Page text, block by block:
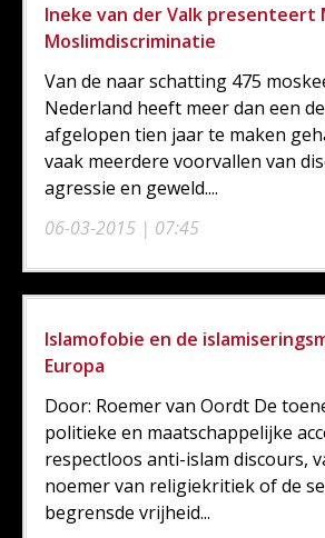
Ineke van der Valk presenteert
Moslimdiscriminatie
06-03-2015 | 07:45
Van de naar schatting 475
Nederland heeft meer dan een
afgelopen tien jaar te maken
vaak meerdere voorvallen van
agressie en geweld....
Islamofobie en de
Europa
Door: Roemer van Oordt De
politieke en maatschappelijke
respectloos anti-islam discours,
noemer van religiekritiek of de
begrensde vrijheid...